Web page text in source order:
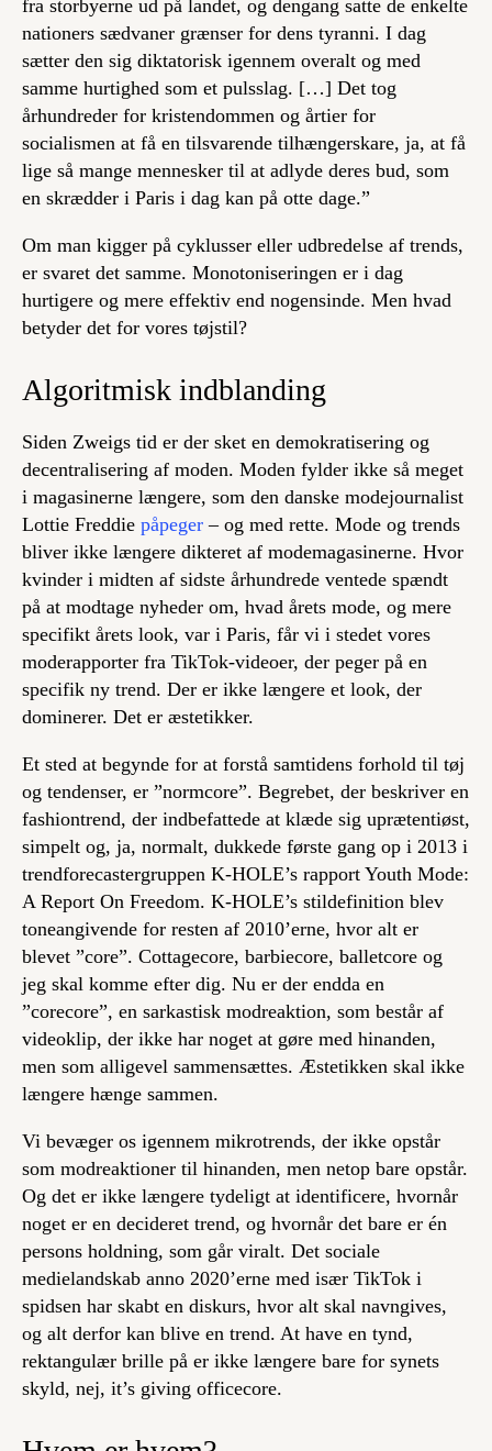
fra storbyerne ud på landet, og dengang satte de enkelte
nationers sædvaner grænser for dens tyranni. I dag
sætter den sig diktatorisk igennem overalt og med
samme hurtighed som et pulsslag. […] Det tog
århundreder for kristendommen og årtier for
socialismen at få en tilsvarende tilhængerskare, ja, at få
lige så mange mennesker til at adlyde deres bud, som
en skrædder i Paris i dag kan på otte dage.”
Om man kigger på cyklusser eller udbredelse af trends,
er svaret det samme. Monotoniseringen er i dag
hurtigere og mere effektiv end nogensinde. Men hvad
betyder det for vores tøjstil?
Algoritmisk indblanding
Siden Zweigs tid er der sket en demokratisering og
decentralisering af moden. Moden fylder ikke så meget
i magasinerne længere, som den danske modejournalist
Lottie Freddie påpeger – og med rette. Mode og trends
bliver ikke længere dikteret af modemagasinerne. Hvor
kvinder i midten af sidste århundrede ventede spændt
på at modtage nyheder om, hvad årets mode, og mere
specifikt årets look, var i Paris, får vi i stedet vores
moderapporter fra TikTok-videoer, der peger på en
specifik ny trend. Der er ikke længere et look, der
dominerer. Det er æstetikker.
Et sted at begynde for at forstå samtidens forhold til tøj
og tendenser, er ”normcore”. Begrebet, der beskriver en
fashiontrend, der indbefattede at klæde sig uprætentiøst,
simpelt og, ja, normalt, dukkede første gang op i 2013 i
trendforecastergruppen K-HOLE’s rapport Youth Mode:
A Report On Freedom. K-HOLE’s stildefinition blev
toneangivende for resten af 2010’erne, hvor alt er
blevet ”core”. Cottagecore, barbiecore, balletcore og
jeg skal komme efter dig. Nu er der endda en
”corecore”, en sarkastisk modreaktion, som består af
videoklip, der ikke har noget at gøre med hinanden,
men som alligevel sammensættes. Æstetikken skal ikke
længere hænge sammen.
Vi bevæger os igennem mikrotrends, der ikke opstår
som modreaktioner til hinanden, men netop bare opstår.
Og det er ikke længere tydeligt at identificere, hvornår
noget er en decideret trend, og hvornår det bare er én
persons holdning, som går viralt. Det sociale
medielandskab anno 2020’erne med især TikTok i
spidsen har skabt en diskurs, hvor alt skal navngives,
og alt derfor kan blive en trend. At have en tynd,
rektangulær brille på er ikke længere bare for synets
skyld, nej, it’s giving officecore.